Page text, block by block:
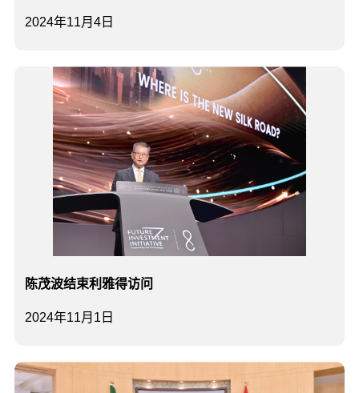
2024年11月4日
2024年11月1日
陈茂波结束利雅得访问